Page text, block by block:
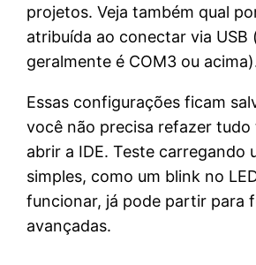
projetos. Veja também qual
atribuída ao conectar via USB
geralmente é COM3 ou
Essas configurações ficam
você não precisa refazer tudo
abrir a IDE. Teste carregando
simples, como um blink no
funcionar, já pode partir para
avançadas.